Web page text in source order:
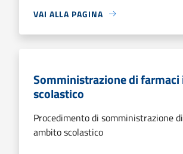
VAI ALLA PAGINA
Somministrazione di
scolastico
Procedimento di somministrazione
ambito scolastico